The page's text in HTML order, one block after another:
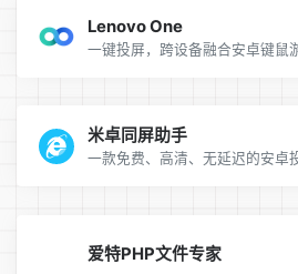
Lenovo One
一键投屏，跨设备融合安卓键鼠
米卓同屏助手
一款免费、高清、无延迟的安卓
爱特PHP文件专家